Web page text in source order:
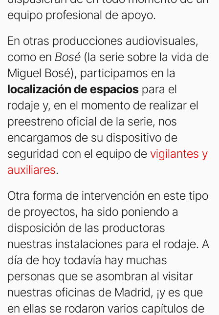
equipo profesional de apoyo.
En otras producciones audiovisuales,
como en Bosé (la serie sobre la vida de
Miguel Bosé), participamos en la
localización de espacios para el
rodaje y, en el momento de realizar el
preestreno oficial de la serie, nos
encargamos de su dispositivo de
seguridad con el equipo de vigilantes y
auxiliares.
Otra forma de intervención en este tipo
de proyectos, ha sido poniendo a
disposición de las productoras
nuestras instalaciones para el rodaje. A
día de hoy todavía hay muchas
personas que se asombran al visitar
nuestras oficinas de Madrid, ¡y es que
en ellas se rodaron varios capítulos de